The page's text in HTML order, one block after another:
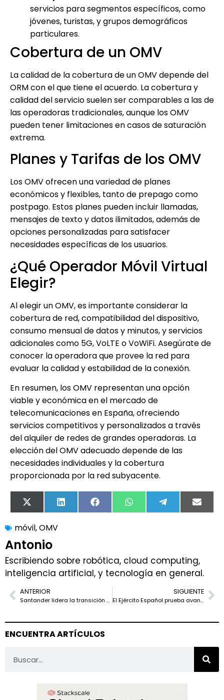
servicios para segmentos específicos, como
jóvenes, turistas, y grupos demográficos
particulares.
Cobertura de un OMV
La calidad de la cobertura de un OMV depende del
ORM con el que tiene el acuerdo. La cobertura y
calidad del servicio suelen ser comparables a las de
las operadoras tradicionales, aunque los OMV
pueden tener limitaciones en casos de saturación
extrema.
Planes y Tarifas de los OMV
Los OMV ofrecen una variedad de planes
económicos y flexibles, tanto de prepago como
postpago. Estos planes pueden incluir llamadas,
mensajes de texto y datos ilimitados, además de
opciones personalizadas para satisfacer
necesidades específicas de los usuarios.
¿Qué Operador Móvil Virtual
Elegir?
Al elegir un OMV, es importante considerar la
cobertura de red, compatibilidad del dispositivo,
consumo mensual de datos y minutos, y servicios
adicionales como 5G, VoLTE o VoWiFi. Asegúrate de
conocer la operadora que provee la red para
evaluar la calidad y estabilidad de la conexión.
En resumen, los OMV representan una opción
viable y económica en el mercado de
telecomunicaciones en España, ofreciendo
servicios competitivos y personalizados a través
del alquiler de redes de grandes operadoras. La
elección del OMV adecuado depende de las
necesidades individuales y la cobertura
proporcionada por la red subyacente.
X
(Twitter)
LinkedIn FacebookWhatsApp TelegramEmail
móvil,OMV
Antonio
Escribiendo sobre robótica, cloud computing,
inteligencia artificial, y tecnología en general.
ANTERIOR
Santander lidera la transición hacia la Criptografía Post-Cuántica
SIGUIENTE
El Ejército Español prueba avanzado Sistema de Combatiente SISCAP
ENCUENTRA ARTÍCULOS